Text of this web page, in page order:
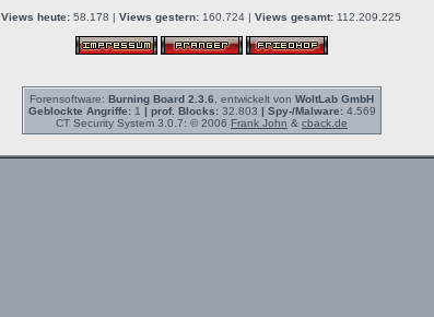
Views heute: 58.178 | Views gestern: 160.724 | Views gesamt: 112.209.225
Forensoftware: Burning Board 2.3.6 , entwickelt von WoltLab GmbH
Geblockte Angriffe:1 | prof. Blocks:32.803 | Spy-/Malware:4.569
CT Security System 3.0.7: © 2006 Frank John & cback.de